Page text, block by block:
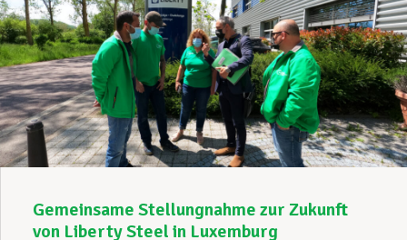
Gemeinsame Stellungnahme zur Zukunft
von Liberty Steel in Luxemburg